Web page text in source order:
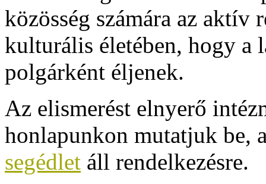
közösség számára az aktív
kulturális életében, hogy a
polgárként éljenek.
Az elismerést elnyerő
honlapunkon mutatjuk be,
segédlet áll rendelkezésre.